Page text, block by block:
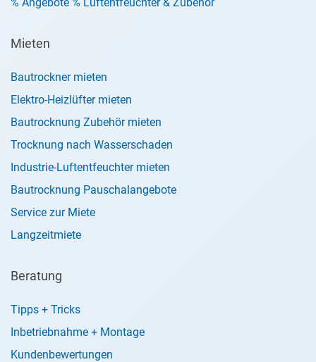
Mieten
Bautrockner mieten
Elektro-Heizlüfter mieten
Bautrocknung Zubehör mieten
Trocknung nach Wasserschaden
Industrie-Luftentfeuchter mieten
Bautrocknung Pauschalangebote
Service zur Miete
Langzeitmiete
Beratung
Tipps + Tricks
Inbetriebnahme + Montage
Kundenbewertungen